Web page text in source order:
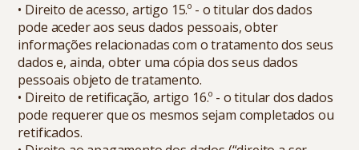
• Direito de acesso, artigo 15.º - o titular dos dados
pode aceder aos seus dados pessoais, obter
informações relacionadas com o tratamento dos seus
dados e, ainda, obter uma cópia dos seus dados
pessoais objeto de tratamento.
• Direito de retificação, artigo 16.º - o titular dos dados
pode requerer que os mesmos sejam completados ou
retificados.